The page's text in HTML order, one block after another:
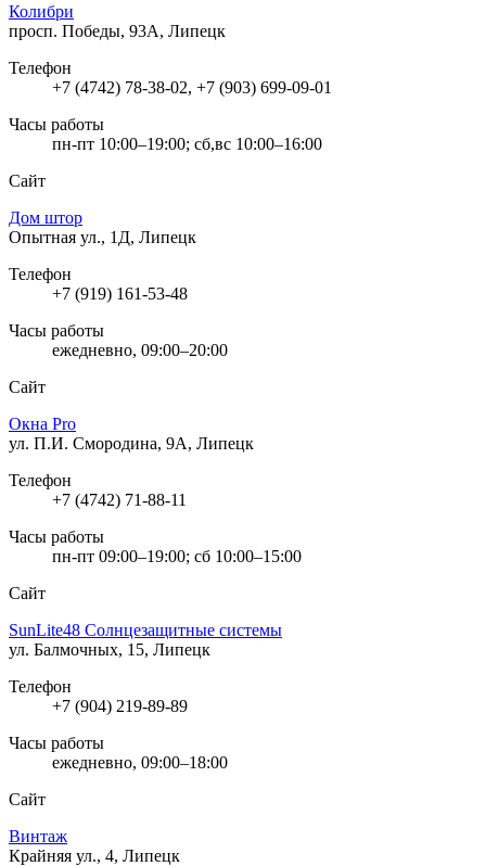
Колибри
просп. Победы, 93А, Липецк
Телефон
+7 (4742) 78-38-02, +7 (903) 699-09-01
Часы работы
пн-пт 10:00–19:00; сб,вс 10:00–16:00
Сайт
Дом штор
Опытная ул., 1Д, Липецк
Телефон
+7 (919) 161-53-48
Часы работы
ежедневно, 09:00–20:00
Сайт
Окна Pro
ул. П.И. Смородина, 9А, Липецк
Телефон
+7 (4742) 71-88-11
Часы работы
пн-пт 09:00–19:00; сб 10:00–15:00
Сайт
SunLite48 Солнцезащитные системы
ул. Балмочных, 15, Липецк
Телефон
+7 (904) 219-89-89
Часы работы
ежедневно, 09:00–18:00
Сайт
Винтаж
Крайняя ул., 4, Липецк